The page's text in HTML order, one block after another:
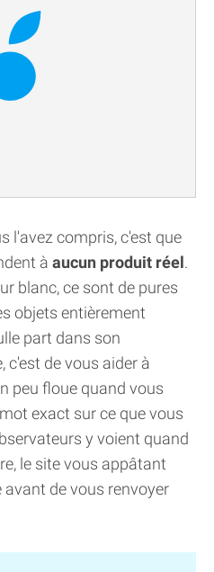
l'avez compris, c'est que
à aucun produit réel.
blanc, ce sont de pures
objets entièrement
part dans son
c'est de vous aider à
peu floue quand vous
exact sur ce que vous
y voient quand
le site vous appâtant
de vous renvoyer